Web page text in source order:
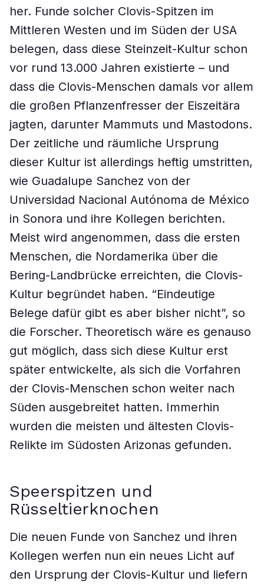
her. Funde solcher Clovis-Spitzen im
Mittleren Westen und im Süden der USA
belegen, dass diese Steinzeit-Kultur schon
vor rund 13.000 Jahren existierte – und
dass die Clovis-Menschen damals vor allem
die großen Pflanzenfresser der Eiszeitära
jagten, darunter Mammuts und Mastodons.
Der zeitliche und räumliche Ursprung
dieser Kultur ist allerdings heftig umstritten,
wie Guadalupe Sanchez von der
Universidad Nacional Autónoma de México
in Sonora und ihre Kollegen berichten.
Meist wird angenommen, dass die ersten
Menschen, die Nordamerika über die
Bering-Landbrücke erreichten, die Clovis-
Kultur begründet haben. “Eindeutige
Belege dafür gibt es aber bisher nicht”, so
die Forscher. Theoretisch wäre es genauso
gut möglich, dass sich diese Kultur erst
später entwickelte, als sich die Vorfahren
der Clovis-Menschen schon weiter nach
Süden ausgebreitet hatten. Immerhin
wurden die meisten und ältesten Clovis-
Relikte im Südosten Arizonas gefunden.
Speerspitzen und
Rüsseltierknochen
Die neuen Funde von Sanchez und ihren
Kollegen werfen nun ein neues Licht auf
den Ursprung der Clovis-Kultur und liefern